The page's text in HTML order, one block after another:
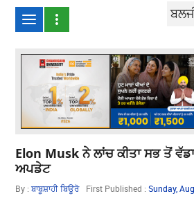
Elon Musk ਨੇ ਲਾਂਚ ਕੀਤਾ ਸਭ ਤੋਂ
ਅਪਡੇਟ
By :ਬਾਬੂਸ਼ਾਹੀ ਬਿਊਰੋ First Published :Sunday,